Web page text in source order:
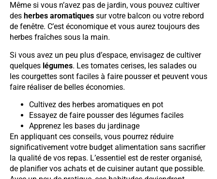
Même si vous n’avez pas de jardin, vous pouvez cultiver
des herbes aromatiques sur votre balcon ou votre rebord
de fenêtre. C’est économique et vous aurez toujours des
herbes fraîches sous la main.
Si vous avez un peu plus d’espace, envisagez de cultiver
quelques légumes. Les tomates cerises, les salades ou
les courgettes sont faciles à faire pousser et peuvent vous
faire réaliser de belles économies.
Cultivez des herbes aromatiques en pot
Essayez de faire pousser des légumes faciles
Apprenez les bases du jardinage
En appliquant ces conseils, vous pourrez réduire
significativement votre budget alimentation sans sacrifier
la qualité de vos repas. L’essentiel est de rester organisé,
de planifier vos achats et de cuisiner autant que possible.